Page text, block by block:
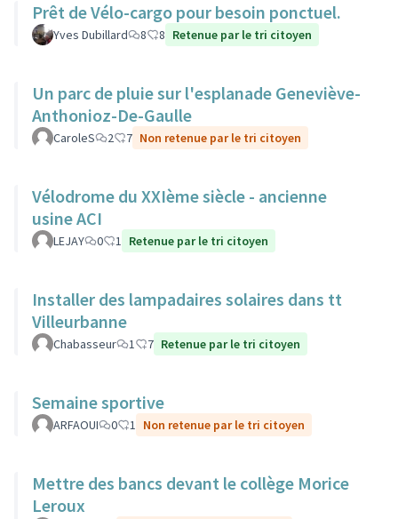
Prêt de Vélo-cargo pour besoin ponctuel.
Yves Dubillard 8 8 Retenue par le tri citoyen
Un parc de pluie sur l'esplanade Geneviève-
Anthonioz-De-Gaulle
CaroleS 2 7 Non retenue par le tri citoyen
Vélodrome du XXIème siècle - ancienne
usine ACI
LEJAY 0 1 Retenue par le tri citoyen
Installer des lampadaires solaires dans tt
Villeurbanne
Chabasseur 1 7 Retenue par le tri citoyen
Semaine sportive
ARFAOUI 0 1 Non retenue par le tri citoyen
Mettre des bancs devant le collège Morice
Leroux